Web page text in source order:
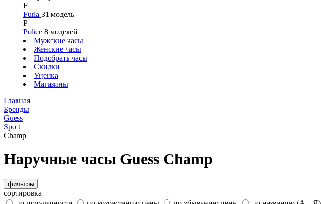
F
Furla 31 модель
P
Police 8 моделей
Мужские часы
Женские часы
Подобрать часы
Скидки
Уценка
Магазины
Главная
Бренды
Guess
Sport
Champ
Наручные часы Guess Champ
фильтры
сортировка